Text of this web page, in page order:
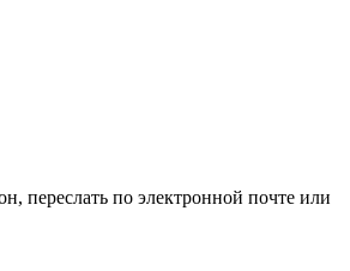
переслать по электронной почте или